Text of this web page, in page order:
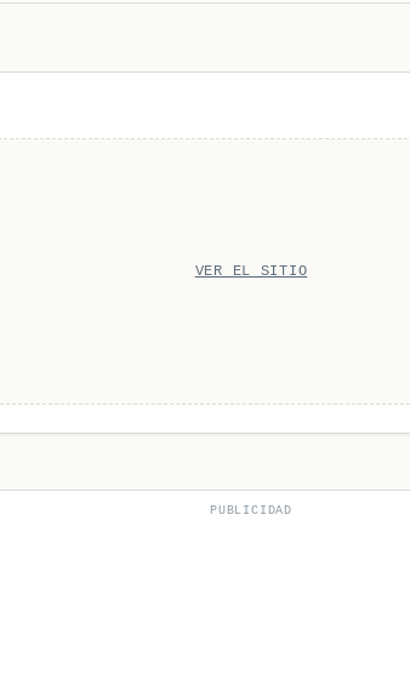
VER EL SITIO
PUBLICIDAD